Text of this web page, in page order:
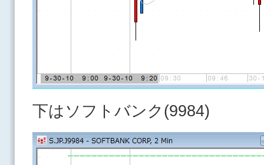
下はソフトバンク(9984)